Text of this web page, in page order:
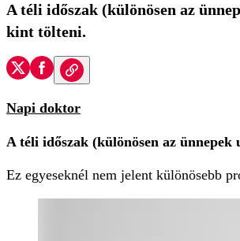
A téli időszak (különösen az
kint tölteni.
Napi doktor
A téli időszak (különösen az
Ez egyeseknél nem jelent különösebb